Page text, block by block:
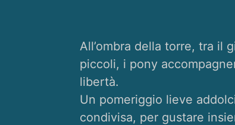
All’ombra della torre,tra il
piccoli, i pony
libertà.
Un pomeriggio lieve
condivisa, per gustare